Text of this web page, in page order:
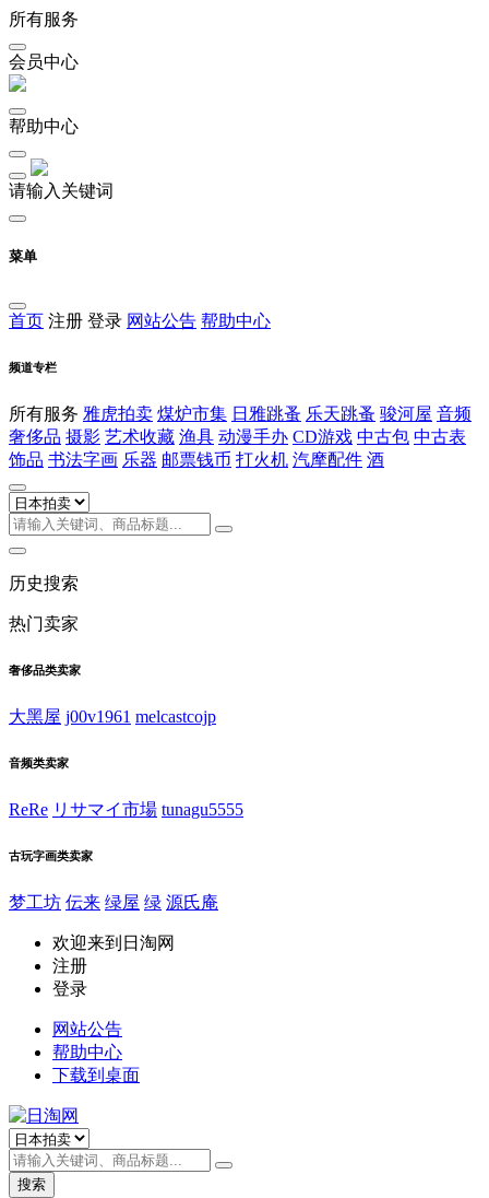
所有服务
会员中心
帮助中心
请输入关键词
菜单
首页 注册 登录 网站公告 帮助中心
频道专栏
所有服务 雅虎拍卖 煤炉市集 日雅跳蚤 乐天跳蚤 骏河屋 音频
奢侈品 摄影 艺术收藏 渔具 动漫手办 CD游戏 中古包 中古表
饰品 书法字画 乐器 邮票钱币 打火机 汽摩配件 酒
历史搜索
热门卖家
奢侈品类卖家
大黑屋 j00v1961 melcastcojp
音频类卖家
ReRe リサマイ市場 tunagu5555
古玩字画类卖家
梦工坊 伝来 绿屋 绿 源氏庵
欢迎来到日淘网
注册
登录
网站公告
帮助中心
下载到桌面
搜索